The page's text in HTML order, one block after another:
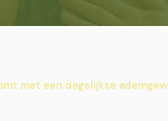
met een dagelijkse